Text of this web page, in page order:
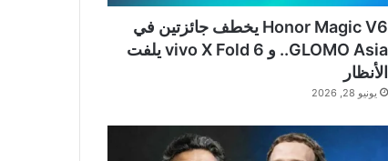
Honor Magic V6 يخطف جائزتين في
GLOMO Asia.. و vivo X Fold 6 يلفت
الأنظار
يونيو 28, 2026